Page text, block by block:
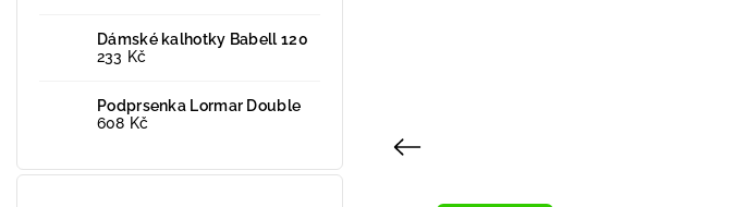
Dámské kalhotky Babell 120
233 Kč
Podprsenka Lormar Double
608 Kč
Previous